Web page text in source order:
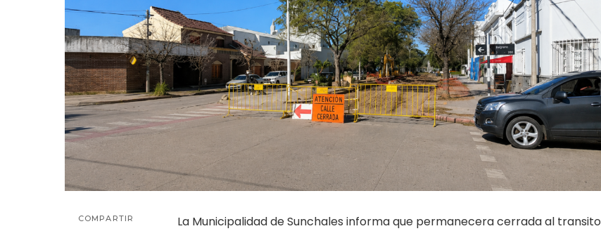
COMPARTIR
La Municipalidad de Sunchales informa que permanecera cerrada al transito